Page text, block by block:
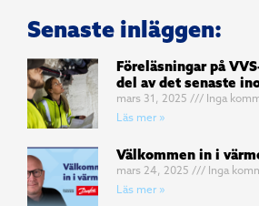
Senaste inläggen:
Föreläsningar på
del av det senaste
mars 31, 2025
Inga
Läs mer »
Välkommen in i
mars 24, 2025
Inga
Läs mer »